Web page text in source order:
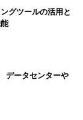
グツールの活用と
データセンターや